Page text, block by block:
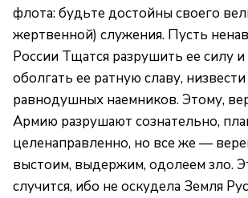
флота: будьте достойны своего
жертвенной) служения. Пусть
России Тщатся разрушить ее силу
оболгать ее ратную славу,
равнодушных наемников. Этому,
Армию разрушают сознательно,
целенаправленно, но все же —
выстоим, выдержим, одолеем зло.
случится, ибо не оскудела Земля